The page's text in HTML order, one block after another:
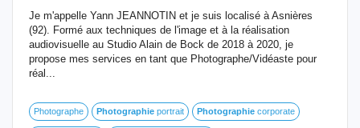
Je m'appelle Yann JEANNOTIN et je suis localisé à Asnières
(92). Formé aux techniques de l'image et à la réalisation
audiovisuelle au Studio Alain de Bock de 2018 à 2020, je
propose mes services en tant que Photographe/Vidéaste pour
réal...
Photographe Photographie portrait Photographie corporate